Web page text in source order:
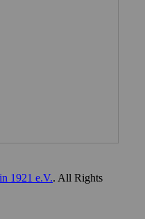
1921 e.V.. All Rights